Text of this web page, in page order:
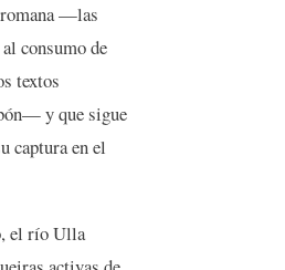
romana —las
consumo de
textos
y que sigue
captura en el
el río Ulla